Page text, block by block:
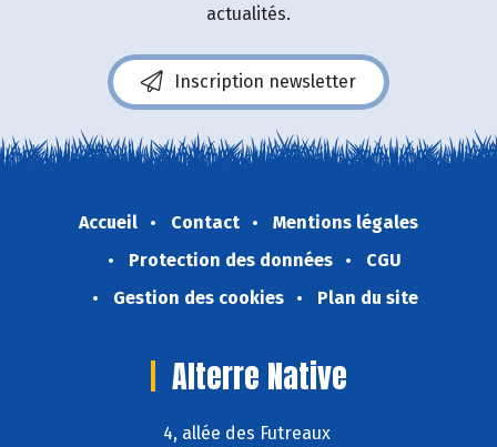
actualités.
Inscription newsletter
Accueil Contact
Mentions légales
Protection des données
CGU
Gestion des cookies
Plan du site
Alterre Native
4, allée des Futreaux